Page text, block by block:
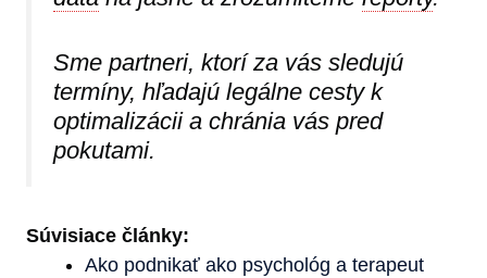
Sme partneri, ktorí za vás sledujú
termíny, hľadajú legálne cesty k
optimalizácii a chránia vás pred
pokutami.
Súvisiace články:
Ako podnikať ako psychológ a terapeut